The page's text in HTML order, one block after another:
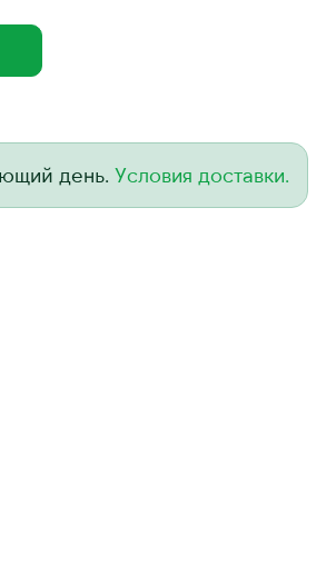
день. Условия доставки.